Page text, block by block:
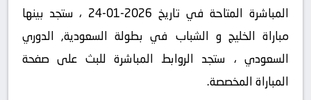
المباشرة المتاحة في تاريخ 2026-01-24 ، ستجد بينها
مباراة الخليج و الشباب في بطولة السعودية, الدوري
السعودي ، ستجد الروابط المباشرة للبث على صفحة
المباراة المخصصة.